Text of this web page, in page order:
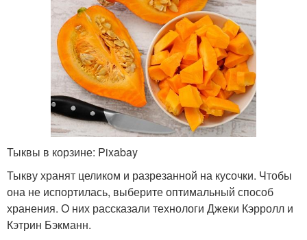
Тыквы в корзине: Pixabay
Тыкву хранят целиком и разрезанной на кусочки. Чтобы
она не испортилась, выберите оптимальный способ
хранения. О них рассказали технологи Джеки Кэрролл и
Кэтрин Бэкманн.